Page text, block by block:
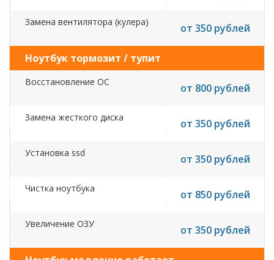
Замена вентилятора (кулера) от 350 рублей
Ноутбук тормозит / тупит
Восстановление ОС от 800 рублей
Замена жесткого диска от 350 рублей
Установка ssd от 350 рублей
Чистка ноутбука от 850 рублей
Увеличение ОЗУ от 350 рублей